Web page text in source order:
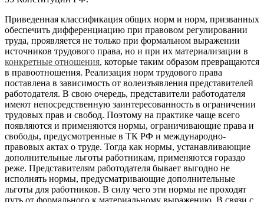
Приведенная классификация общих норм и норм, призванных
обеспечить дифференциацию при правовом регулировании
труда, проявляется не только при формальном выражении
источников трудового права, но и при их материализации в
конкретные отношения, которые таким образом превращаются
в правоотношения. Реализация норм трудового права
поставлена в зависимость от волеизъявления представителей
работодателя. В свою очередь, представители работодателя
имеют непосредственную заинтересованность в ограничении
трудовых прав и свобод. Поэтому на практике чаще всего
появляются и применяются нормы, ограничивающие права и
свободы, предусмотренные в ТК РФ и международно-
правовых актах о труде. Тогда как нормы, устанавливающие
дополнительные льготы работникам, применяются гораздо
реже. Представителям работодателя бывает выгодно не
исполнять нормы, предусматривающие дополнительные
льготы для работников. В силу чего эти нормы не проходят
путь от формального к материальному выражению. В связи с